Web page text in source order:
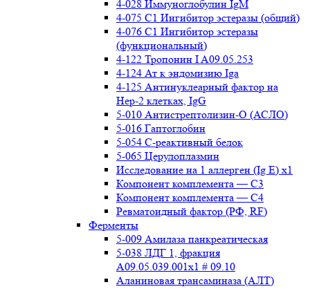
4-028 Иммуноглобулин IgM
4-075 С1 Ингибитор эстеразы (общий)
4-076 С1 Ингибитор эстеразы
(функциональный)
4-122 Тропонин I A09.05.253
4-124 Ат к эндомизию Iga
4-125 Антинуклеарный фактор на
Нер-2 клетках, IgG
5-010 Антистрептолизин-О (АСЛО)
5-016 Гаптоглобин
5-054 С-реактивный белок
5-065 Церулоплазмин
Исследование на 1 аллерген (Ig E) x1
Компонент комплемента — С3
Компонент комплемента — С4
Ревматоидный фактор (РФ, RF)
Ферменты
5-009 Амилаза панкреатическая
5-038 ЛДГ 1, фракция
A09.05.039.001x1 # 09.10
Аланиновая трансаминаза (АЛТ)